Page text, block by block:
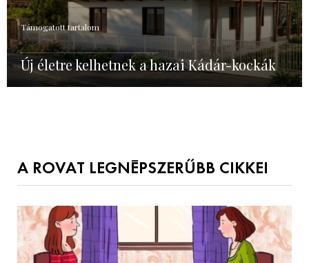
Támogatott tartalom
Új életre kelhetnek a hazai Kádár-kockák
A ROVAT LEGNÉPSZERŰBB CIKKEI